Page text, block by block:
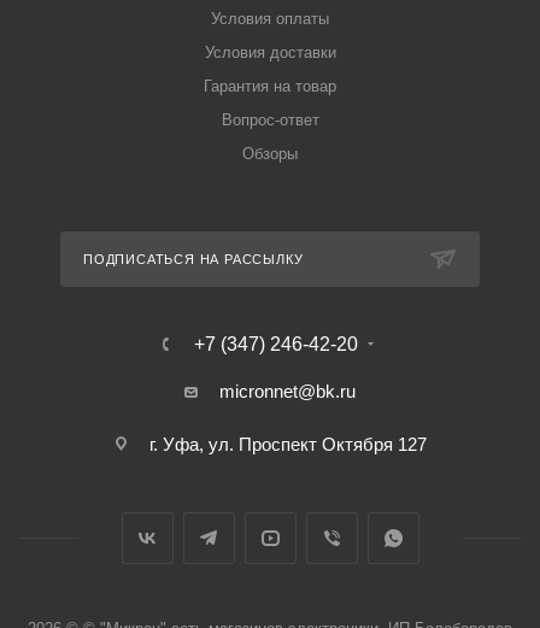
Условия оплаты
Условия доставки
Гарантия на товар
Вопрос-ответ
Обзоры
ПОДПИСАТЬСЯ НА РАССЫЛКУ
+7 (347) 246-42-20
micronnet@bk.ru
г. Уфа, ул. Проспект Октября 127